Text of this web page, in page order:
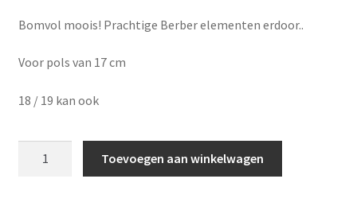
Bomvol moois! Prachtige Berber elementen erdoor..
Voor pols van 17 cm
18 / 19 kan ook
Toevoegen aan winkelwagen